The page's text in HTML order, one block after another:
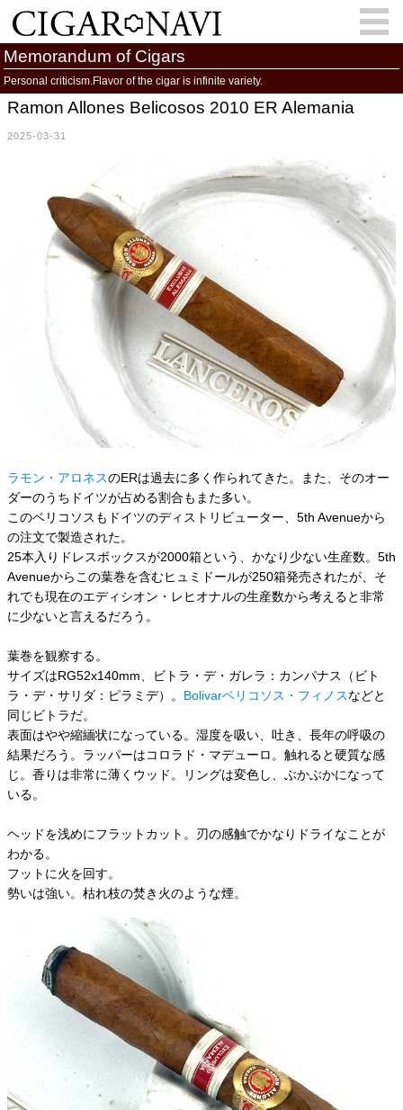
会員登録 お問い合わせ サインイン
Cigar Information Cigar Column
Memorandum
Cigar Map
Memorandum of Cigars
Personal criticism.Flavor of the cigar is infinite variety.
Ramon Allones Belicosos 2010 ER Alemania
2025-03-31
ラモン・アロネスのERは過去に多く作られてきた。また、そのオー
ダーのうちドイツが占める割合もまた多い。
このベリコソスもドイツのディストリビューター、5th Avenueから
の注文で製造された。
25本入りドレスボックスが2000箱という、かなり少ない生産数。5th
Avenueからこの葉巻を含むヒュミドールが250箱発売されたが、そ
れでも現在のエディシオン・レヒオナルの生産数から考えると非常
に少ないと言えるだろう。
葉巻を観察する。
サイズはRG52x140mm、ビトラ・デ・ガレラ：カンパナス（ビト
ラ・デ・サリダ：ピラミデ）。 Bolivarベリコソス・フィノスなどと
同じビトラだ。
表面はやや縮緬状になっている。湿度を吸い、吐き、長年の呼吸の
結果だろう。ラッパーはコロラド・マデューロ。触れると硬質な感
じ。香りは非常に薄くウッド。リングは変色し、ぶかぶかになって
いる。
ヘッドを浅めにフラットカット。刃の感触でかなりドライなことが
わかる。
フットに火を回す。
勢いは強い。枯れ枝の焚き火のような煙。